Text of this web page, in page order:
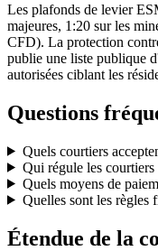
Les plafonds de levier
majeures, 1:20 sur les
CFD). La protection
publie une liste publique
autorisées ciblant les
Questions
Quels courtiers
Qui régule les
Quels moyens de
Quelles sont les règles
Étendue de la